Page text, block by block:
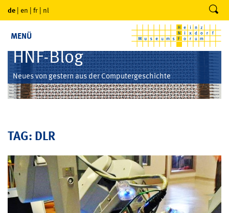
de | en | fr | nl
MENÜ
HNF-Blog
Neues von gestern aus der Computergeschichte
TAG: DLR